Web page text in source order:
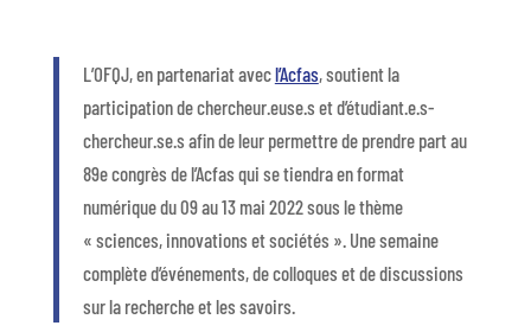
L’OFQJ, en partenariat avecl’Acfas, soutient la
participation de chercheur.euse.s et d’étudiant.e.s-
chercheur.se.s afin de leur permettre de prendre part au
89e congrès de l’Acfas qui se tiendra en format
numérique du 09 au 13 mai 2022 sous le thème
« sciences, innovations et sociétés ». Une semaine
complète d’événements, de colloques et de discussions
sur la recherche et les savoirs.